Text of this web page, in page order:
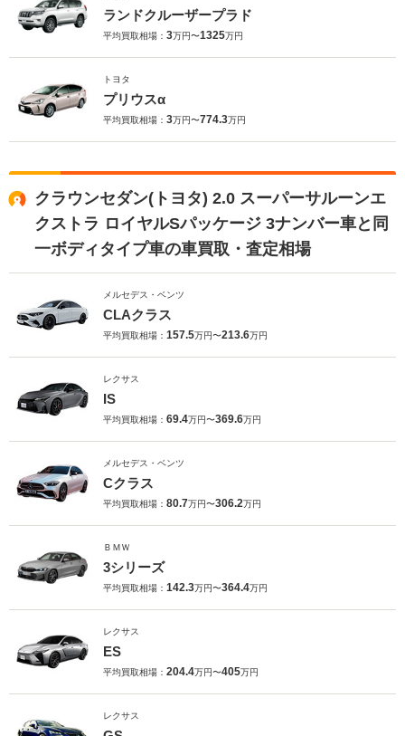
ランドクルーザープラド
平均買取相場： 3万円〜1325万円
トヨタ
プリウスα
平均買取相場： 3万円〜774.3万円
クラウンセダン(トヨタ) 2.0 スーパーサルーンエ
クストラ ロイヤルSパッケージ 3ナンバー車と同
一ボディタイプ車の車買取・査定相場
メルセデス・ベンツ
CLAクラス
平均買取相場： 157.5万円〜213.6万円
レクサス
IS
平均買取相場： 69.4万円〜369.6万円
メルセデス・ベンツ
Cクラス
平均買取相場： 80.7万円〜306.2万円
ＢＭＷ
3シリーズ
平均買取相場： 142.3万円〜364.4万円
レクサス
ES
平均買取相場： 204.4万円〜405万円
レクサス